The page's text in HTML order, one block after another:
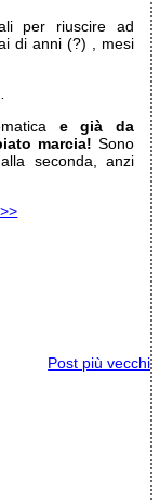
per riuscire ad
di anni (?) , mesi
e già da
marcia! Sono
seconda, anzi
Post più vecchi